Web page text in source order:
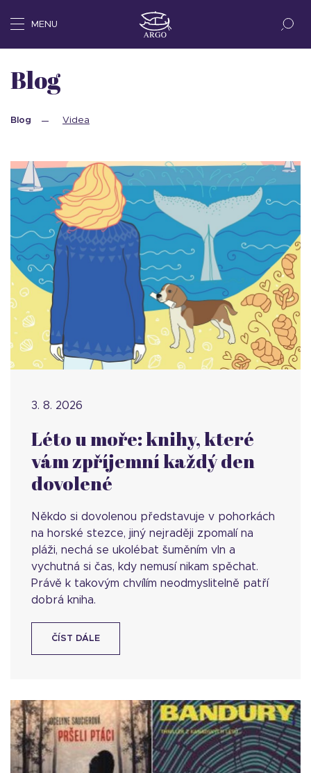
MENU
Blog
Blog Videa
3. 8. 2026
Léto u moře: knihy, které
vám zpříjemní každý den
dovolené
Někdo si dovolenou představuje v pohorkách
na horské stezce, jiný nejraději zpomalí na
pláži, nechá se ukolébat šuměním vln a
vychutná si čas, kdy nemusí nikam spěchat.
Právě k takovým chvílím neodmyslitelně patří
dobrá kniha.
ČÍST DÁLE